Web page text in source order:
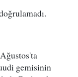
gemisinin